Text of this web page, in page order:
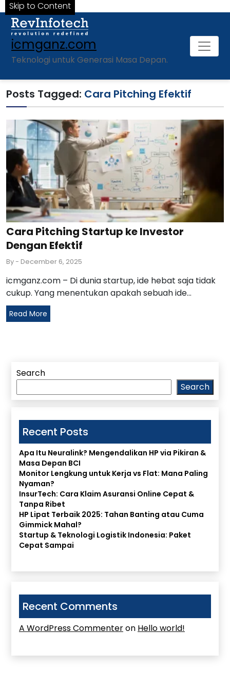
Skip to Content
icmganz.com
Teknologi untuk Generasi Masa Depan.
Posts Tagged: Cara Pitching Efektif
Cara Pitching Startup ke Investor
Dengan Efektif
By- December 6, 2025
icmganz.com – Di dunia startup, ide hebat saja tidak
cukup. Yang menentukan apakah sebuah ide...
Read More
Search
Search
Recent Posts
Apa Itu Neuralink? Mengendalikan HP via Pikiran &
Masa Depan BCI
Monitor Lengkung untuk Kerja vs Flat: Mana Paling
Nyaman?
InsurTech: Cara Klaim Asuransi Online Cepat &
Tanpa Ribet
HP Lipat Terbaik 2025: Tahan Banting atau Cuma
Gimmick Mahal?
Startup & Teknologi Logistik Indonesia: Paket
Cepat Sampai
Recent Comments
A WordPress Commenteron Hello world!